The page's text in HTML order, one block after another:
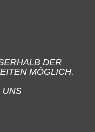
DER
MÖGLICH.
UNS